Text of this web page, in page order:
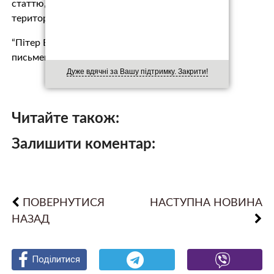
Дуже вдячні за Вашу підтримку. Закрити!
статтю, в якій звучать вимоги щодо українських
територій і не тільки.
“Пітер Бейкер, вкрай упереджений і бездарний
письменник із Tim…
Читайте також:
Залишити коментар:
ПОВЕРНУТИСЯ
НАЗАД
НАСТУПНА НОВИНА
Поділитися